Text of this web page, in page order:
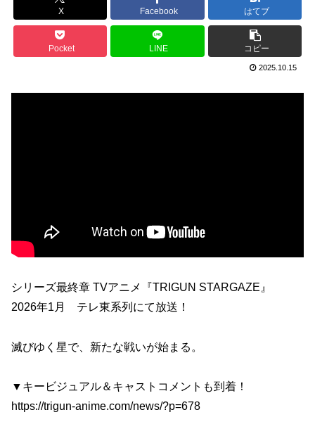
X Facebook はてブ
Pocket LINE コピー
2025.10.15
シリーズ最終章 TVアニメ『TRIGUN STARGAZE』
2026年1月 テレ東系列にて放送！
滅びゆく星で、新たな戦いが始まる。
▼キービジュアル＆キャストコメントも到着！
https://trigun-anime.com/news/?p=678